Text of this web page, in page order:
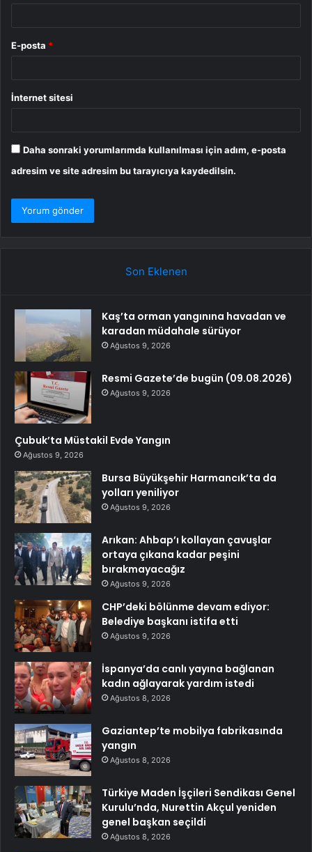
E-posta *
İnternet sitesi
Daha sonraki yorumlarımda kullanılması için adım, e-posta
adresim ve site adresim bu tarayıcıya kaydedilsin.
Son Eklenen
Kaş’ta orman yangınına havadan ve
karadan müdahale sürüyor
Ağustos 9, 2026
Resmi Gazete’de bugün (09.08.2026)
Ağustos 9, 2026
Çubuk’ta Müstakil Evde Yangın
Ağustos 9, 2026
Bursa Büyükşehir Harmancık’ta da
yolları yeniliyor
Ağustos 9, 2026
Arıkan: Ahbap’ı kollayan çavuşlar
ortaya çıkana kadar peşini
bırakmayacağız
Ağustos 9, 2026
CHP’deki bölünme devam ediyor:
Belediye başkanı istifa etti
Ağustos 9, 2026
İspanya’da canlı yayına bağlanan
kadın ağlayarak yardım istedi
Ağustos 8, 2026
Gaziantep’te mobilya fabrikasında
yangın
Ağustos 8, 2026
Türkiye Maden İşçileri Sendikası Genel
Kurulu’nda, Nurettin Akçul yeniden
genel başkan seçildi
Ağustos 8, 2026